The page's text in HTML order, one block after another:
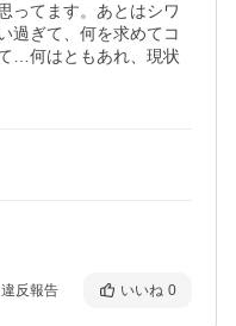
ってます。あとはシワ
過ぎて、何を求めてコ
…何はともあれ、現状
違反報告 いいね 0